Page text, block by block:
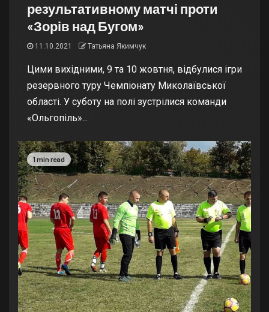
результативному матчі проти
«Зорів над Бугом»
11.10.2021 Татьяна Якимчук
Цими вихідними, 9 та 10 жовтня, відбулися ігри
резервного туру Чемпіонату Миколаївської
області. У суботу на полі зустрілися команди
«Ольгопіль»...
1 min read